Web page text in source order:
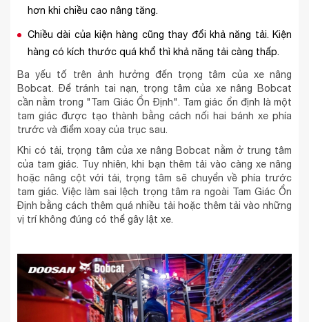
hơn khi chiều cao nâng tăng.
Chiều dài của kiện hàng cũng thay đổi khả năng tải. Kiện
hàng có kích thước quá khổ thì khả năng tải càng thấp.
Ba yếu tố trên ảnh hưởng đến trọng tâm của xe nâng
Bobcat. Để tránh tai nạn, trọng tâm của xe nâng Bobcat
cần nằm trong "Tam Giác Ổn Định". Tam giác ổn định là một
tam giác được tạo thành bằng cách nối hai bánh xe phía
trước và điểm xoay của trục sau.
Khi có tải, trọng tâm của xe nâng Bobcat nằm ở trung tâm
của tam giác. Tuy nhiên, khi bạn thêm tải vào càng xe nâng
hoặc nâng cột với tải, trọng tâm sẽ chuyển về phía trước
tam giác. Việc làm sai lệch trọng tâm ra ngoài Tam Giác Ổn
Định bằng cách thêm quá nhiều tải hoặc thêm tải vào những
vị trí không đúng có thể gây lật xe.